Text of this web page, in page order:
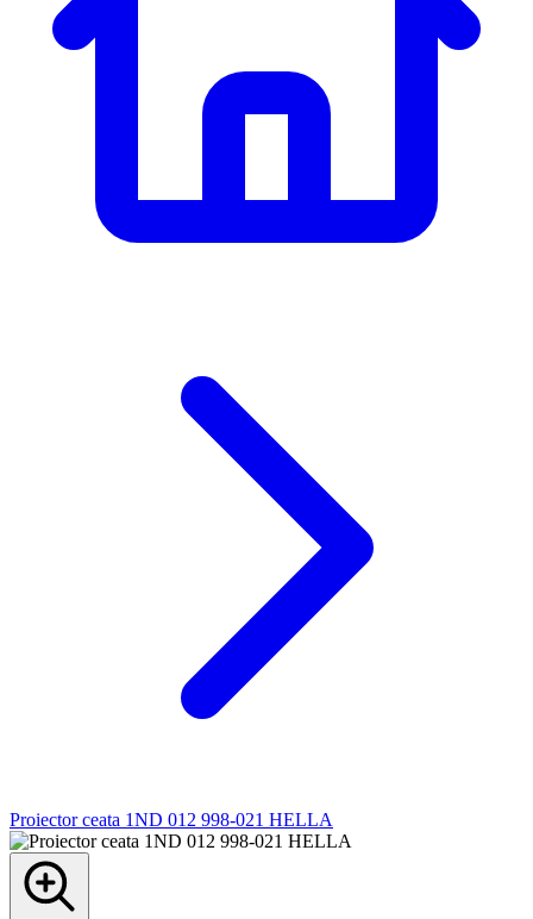
Proiector ceata 1ND 012 998-021 HELLA